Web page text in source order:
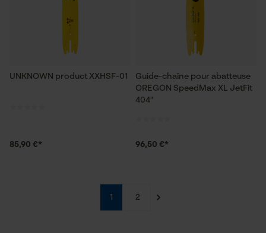
UNKNOWN product XXHSF-01
85,90 €*
Guide-chaîne pour abatteuse
OREGON SpeedMax XL JetFit
404"
96,50 €*
1 2
Cookies statistiques
Econda Analytics
fonctionnalité